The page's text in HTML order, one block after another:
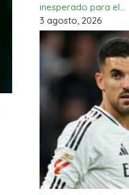
inesperado para el…
3 agosto, 2026